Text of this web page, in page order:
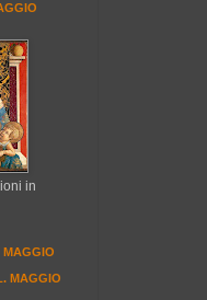
in
MAGGIO
MAGGIO